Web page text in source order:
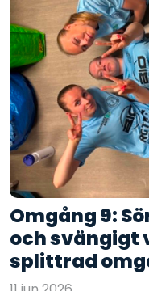
Omgång 9:
och svängigt
splittrad